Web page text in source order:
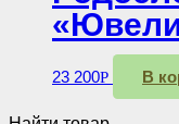
отправить всем
С этим товаром Вы
☑ Сертификат на
персональных листов.
23 200Р В